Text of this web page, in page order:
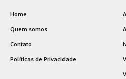
Home
Quem somos
Contato
Políticas de Privacidade